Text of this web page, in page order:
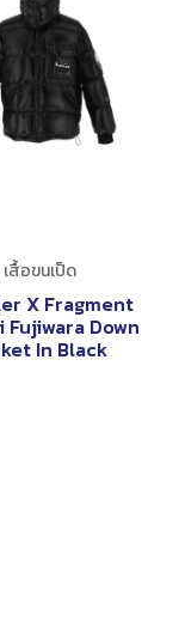
เสื้อขนเป็ด
X Fragment
Fujiwara Down
In Black